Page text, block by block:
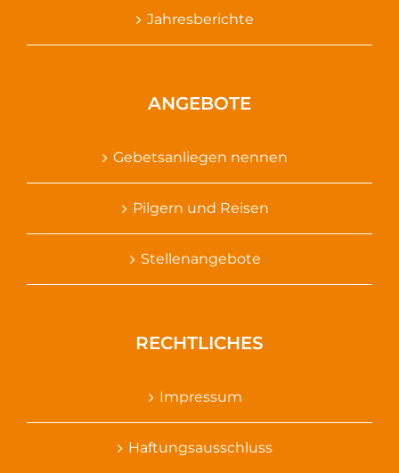
Jahresberichte
ANGEBOTE
Gebetsanliegen nennen
Pilgern und Reisen
Stellenangebote
RECHTLICHES
Impressum
Haftungsausschluss